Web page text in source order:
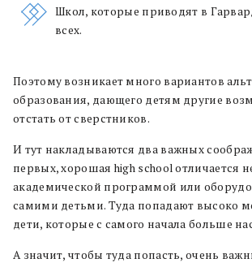
Школ, которые приводят в
всех.
Поэтому возникает много вариантов
образования, дающего детям другие
отстать от сверстников.
И тут накладываются два важных
первых, хорошая high school отличается
академической программой или
самими детьми. Туда попадают высоко
дети, которые с самого начала больше
А значит, чтобы туда попасть, очень